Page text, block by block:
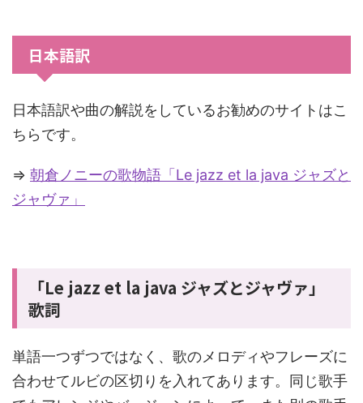
日本語訳
日本語訳や曲の解説をしているお勧めのサイトはこ
ちらです。
⇒ 朝倉ノニーの歌物語「Le jazz et la java ジャズと
ジャヴァ」
「Le jazz et la java ジャズとジャヴァ」
歌詞
単語一つずつではなく、歌のメロディやフレーズに
合わせてルビの区切りを入れてあります。同じ歌手